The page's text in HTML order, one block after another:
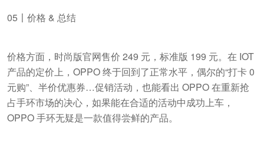
05〡价格 & 总结
价格方面，时尚版官网售价 249 元，标准版 199 元。在 IOT
产品的定价上，OPPO 终于回到了正常水平，偶尔的“打卡 0
元购”、半价优惠券…促销活动，也能看出 OPPO 在重新抢
占手环市场的决心，如果能在合适的活动中成功上车，
OPPO 手环无疑是一款值得尝鲜的产品。